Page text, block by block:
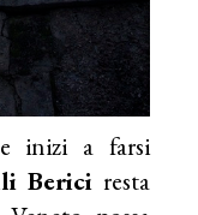
inizi a farsi
Berici resta